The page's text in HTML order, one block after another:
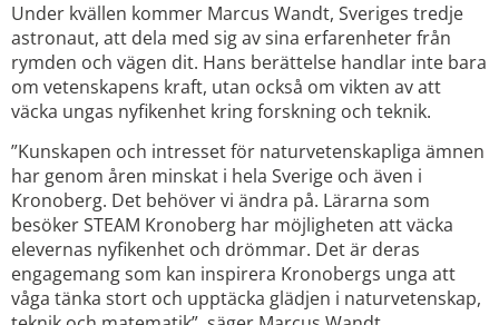
Under kvällen kommer Marcus Wandt, Sveriges tredje
astronaut, att dela med sig av sina erfarenheter från
rymden och vägen dit. Hans berättelse handlar inte bara
om vetenskapens kraft, utan också om vikten av att
väcka ungas nyfikenhet kring forskning och teknik.
”Kunskapen och intresset för naturvetenskapliga ämnen
har genom åren minskat i hela Sverige och även i
Kronoberg. Det behöver vi ändra på. Lärarna som
besöker STEAM Kronoberg har möjligheten att väcka
elevernas nyfikenhet och drömmar. Det är deras
engagemang som kan inspirera Kronobergs unga att
våga tänka stort och upptäcka glädjen i naturvetenskap,